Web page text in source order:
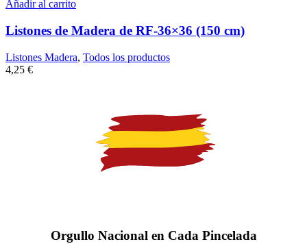
Añadir al carrito
Listones de Madera de RF-36×36 (150 cm)
Listones Madera, Todos los productos
4,25 €
Orgullo Nacional en Cada Pincelada